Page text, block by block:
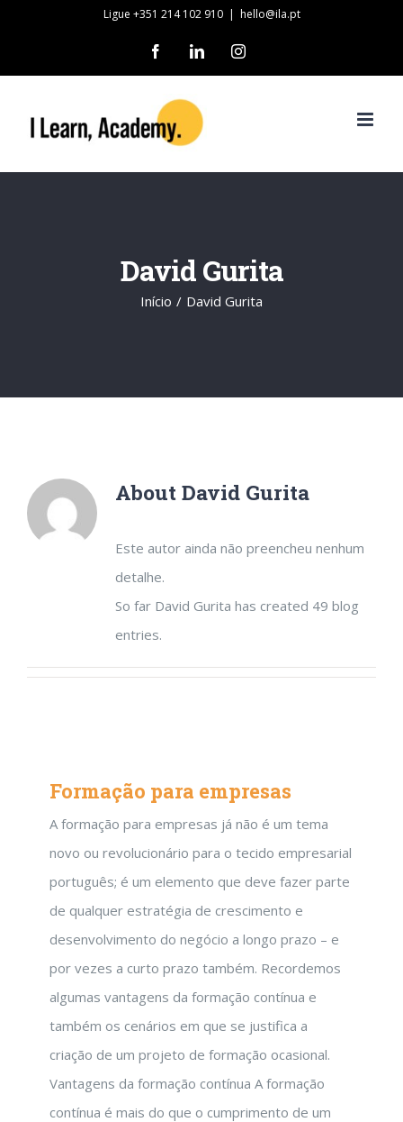
content
Ligue +351 214 102 910 | hello@ila.pt
FacebookLinkedInInstagram
David Gurita
Início / David Gurita
About David Gurita
Este autor ainda não preencheu nenhum
detalhe.
So far David Gurita has created 49 blog
entries.
Formação para empresas
A formação para empresas já não é um tema
novo ou revolucionário para o tecido empresarial
português; é um elemento que deve fazer parte
de qualquer estratégia de crescimento e
desenvolvimento do negócio a longo prazo – e
por vezes a curto prazo também. Recordemos
algumas vantagens da formação contínua e
também os cenários em que se justifica a
criação de um projeto de formação ocasional.
Vantagens da formação contínua A formação
contínua é mais do que o cumprimento de um